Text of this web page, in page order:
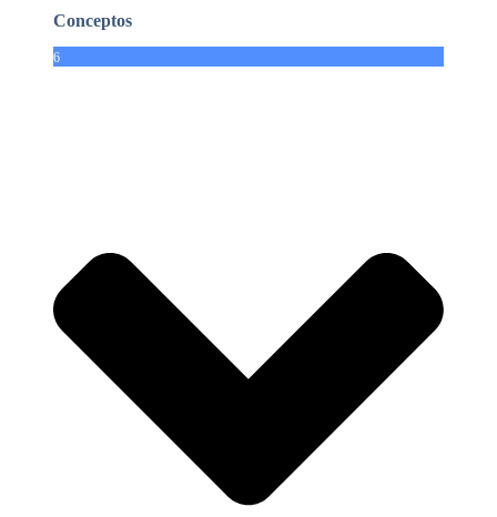
Conceptos
6